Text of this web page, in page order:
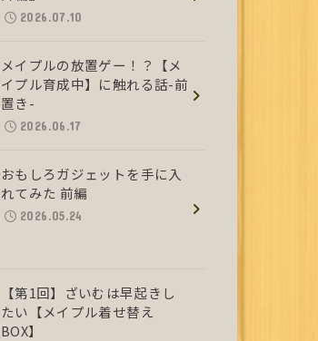
2026.07.10
メイプルの放置ゲー！？【メ
イプル育成中】に触れる話-前
置き-
2026.06.17
おもしろガジェットを手に入
れてみた 前編
2026.05.24
【第1回】ざいむは早起きし
たい【メイプル着せ替え
BOX】